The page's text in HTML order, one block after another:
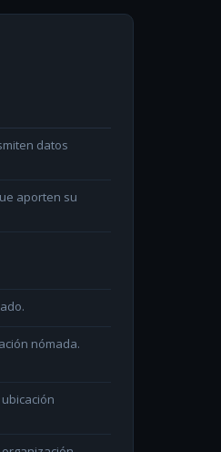
datos
aporten su
nómada.